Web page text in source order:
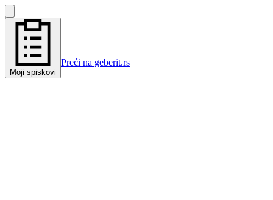
Moji spiskovi
Preći na geberit.rs